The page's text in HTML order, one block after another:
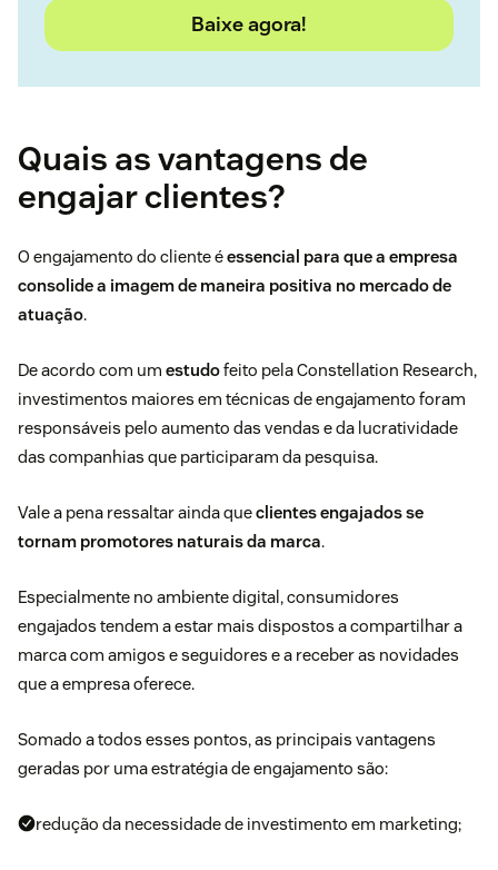
Baixe agora!
Quais as vantagens de
engajar clientes?
O engajamento do cliente éessencial para que a empresa
consolide a imagem de maneira positiva no mercado de
atuação.
De acordo com um estudofeito pela Constellation Research,
investimentos maiores em técnicas de engajamento foram
responsáveis pelo aumento das vendas e da lucratividade
das companhias que participaram da pesquisa.
Vale a pena ressaltar ainda queclientes engajados se
tornam promotores naturais da marca.
Especialmente no ambiente digital, consumidores
engajados tendem a estar mais dispostos a compartilhar a
marca com amigos e seguidores e a receber as novidades
que a empresa oferece.
Somado a todos esses pontos, as principais vantagens
geradas por uma estratégia de engajamento são:
redução da necessidade de investimento em marketing;